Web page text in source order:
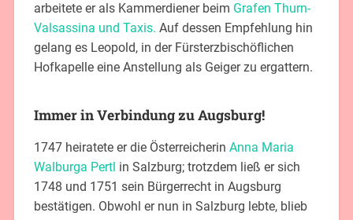
arbeitete er als Kammerdiener beim Grafen Thurn-
Valsassina und Taxis. Auf dessen Empfehlung hin
gelang es Leopold, in der Fürsterzbischöflichen
Hofkapelle eine Anstellung als Geiger zu ergattern.
Immer in Verbindung zu Augsburg!
1747 heiratete er die Österreicherin Anna Maria
Walburga Pertl in Salzburg; trotzdem ließ er sich
1748 und 1751 sein Bürgerrecht in Augsburg
bestätigen. Obwohl er nun in Salzburg lebte, blieb